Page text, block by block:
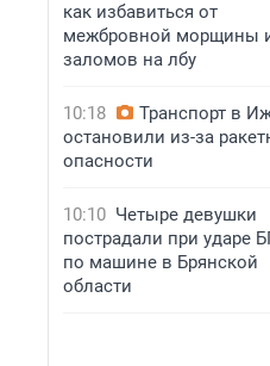
как избавиться от
межбровной морщины
заломов на лбу
10:18
Транспорт в
остановили из-за
опасности
10:10 Четыре девушки
пострадали при ударе
по машине в Брянской
области